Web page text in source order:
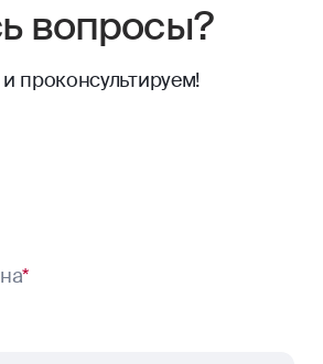
вопросы?
проконсультируем!
*